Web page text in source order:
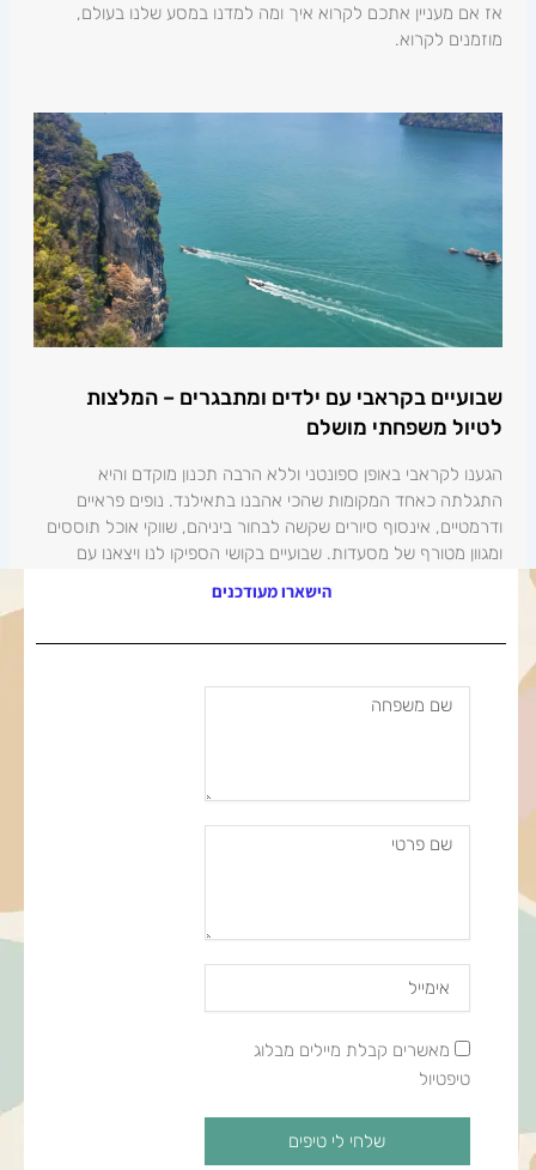
אז אם מעניין אתכם לקרוא איך ומה למדנו במסע שלנו בעולם,
מוזמנים לקרוא.
שבועיים בקראבי עם ילדים ומתבגרים – המלצות
לטיול משפחתי מושלם
הגענו לקראבי באופן ספונטני וללא הרבה תכנון מוקדם והיא
התגלתה כאחד המקומות שהכי אהבנו בתאילנד. נופים פראיים
ודרמטיים, אינסוף סיורים שקשה לבחור ביניהם, שווקי אוכל תוססים
ומגוון מטורף של מסעדות. שבועיים בקושי הספיקו לנו ויצאנו עם
הישארו מעודכנים
שם
שם
Address
מאשרים
קבלת
מאשרים קבלת מיילים מבלוג
טיפטיול
שלחי לי טיפים